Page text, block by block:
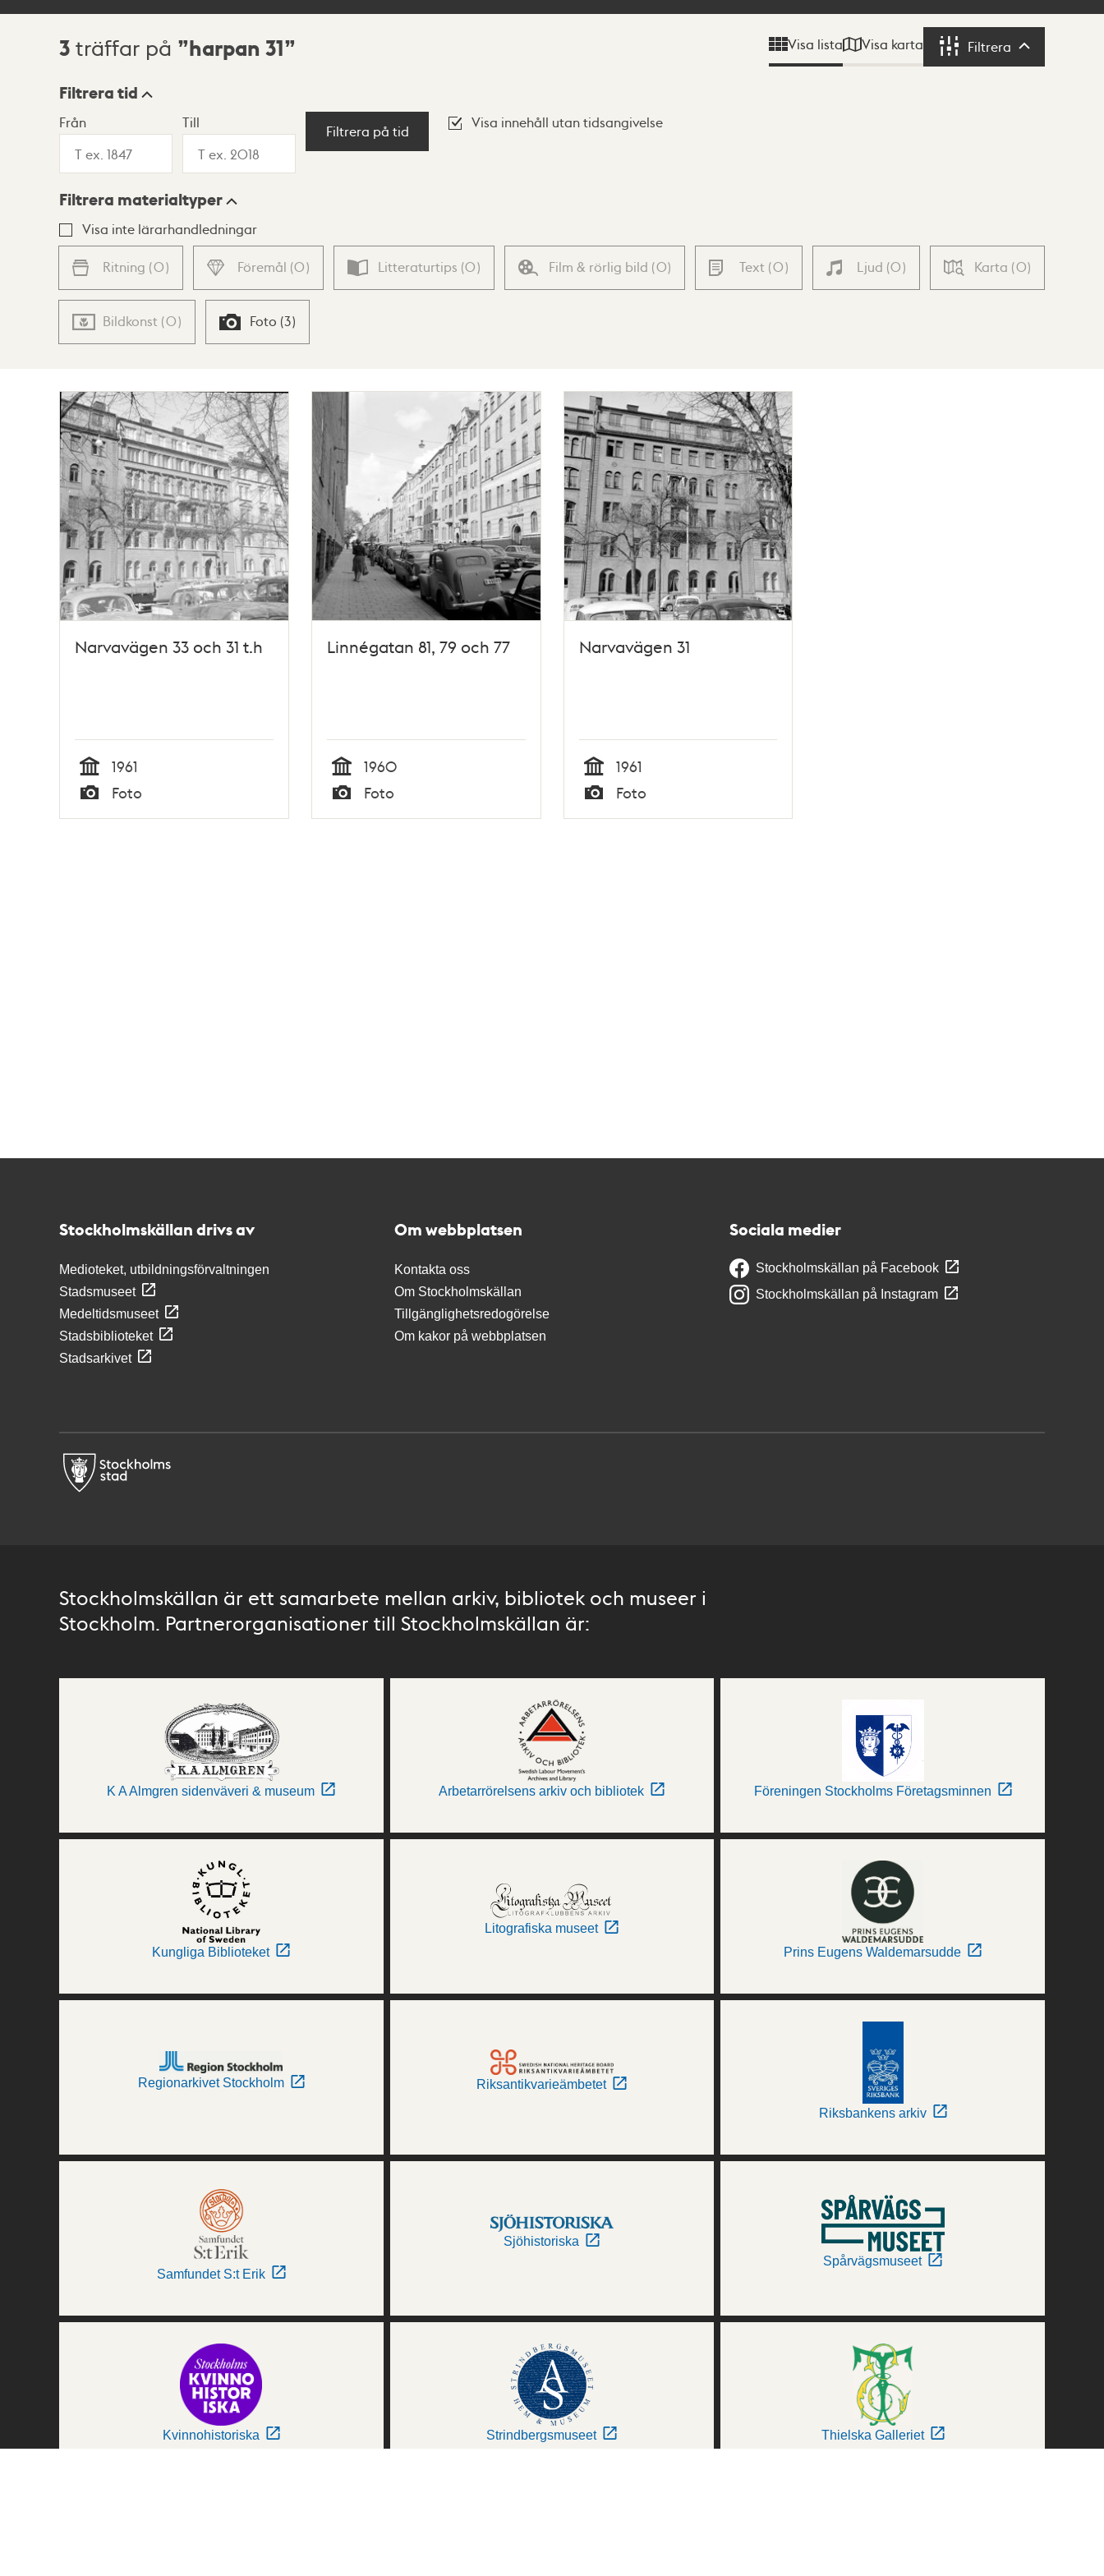
Sökresultat
3 träffar på harpan 31 Visa lista Visa karta Filtrera Filtrera
Visningsläge
Lista Karta
Filtrera tid
Från Till
Filtrera på tid
Visa innehåll utan tidsangivelse
Filtrera materialtyper
Visa inte lärarhandledningar
Ritning (0) Föremål (0) Litteraturtips (0) Film & rörlig bild (0) Text (0) Ljud (0) Karta (0)
Bildkonst (0) Foto (3)
Narvavägen 33 och 31 t.h
Tid
1961
Typ
Foto
Linnégatan 81, 79 och 77
Tid
1960
Typ
Foto
Narvavägen 31
Tid
1961
Typ
Foto
Stockholmskällan drivs av
Medioteket, utbildningsförvaltningen
Stadsmuseet
Medeltidsmuseet
Stadsbiblioteket
Stadsarkivet
Om webbplatsen
Kontakta oss
Om Stockholmskällan
Tillgänglighetsredogörelse
Om kakor på webbplatsen
Sociala medier
Stockholmskällan på Facebook
Stockholmskällan på Instagram
Stockholmskällan är ett samarbete mellan arkiv, bibliotek och museer i
Stockholm. Partnerorganisationer till Stockholmskällan är:
K A Almgren sidenväveri & museum Arbetarrörelsens arkiv och bibliotek Föreningen Stockholms Företagsminnen
Kungliga Biblioteket
Litografiska museet
Prins Eugens Waldemarsudde
Regionarkivet Stockholm Riksantikvarieämbetet
Riksbankens arkiv
Samfundet S:t Erik
Sjöhistoriska
Spårvägsmuseet
Kvinnohistoriska Strindbergsmuseet Thielska Galleriet